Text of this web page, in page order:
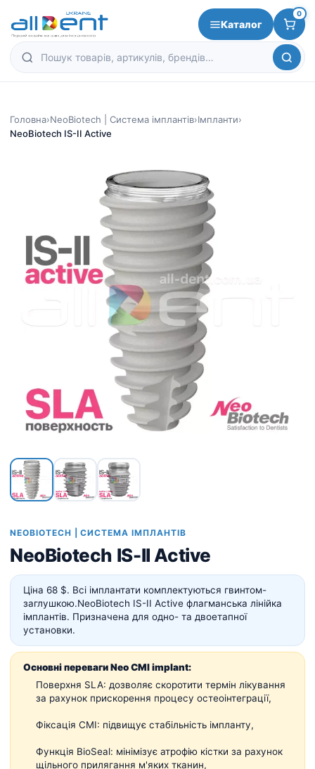
Каталог
0
Головна›NeoBiotech | Система імплантів›Імпланти›
NeoBiotech IS-II Active
NEOBIOTECH | СИСТЕМА ІМПЛАНТІВ
NeoBiotech IS-II Active
Ціна 68 $. Всі імплантати комплектуються гвинтом-
заглушкою.NeoBiotech IS-II Active флагманська лінійка
імплантів. Призначена для одно- та двоетапної
установки.
Основні переваги Neo CMI implant:
Поверхня SLA: дозволяє скоротити термін лікування
за рахунок прискорення процесу остеоінтеграції,
Фіксація CMI: підвищує стабільність імпланту,
Функція BioSeal: мінімізує атрофію кістки за рахунок
щільного прилягання м'яких тканин,